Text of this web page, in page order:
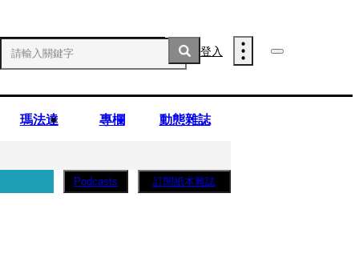
登入
瑪法達 專欄 動態雜誌
Podcasts 訂閱紙本雜誌